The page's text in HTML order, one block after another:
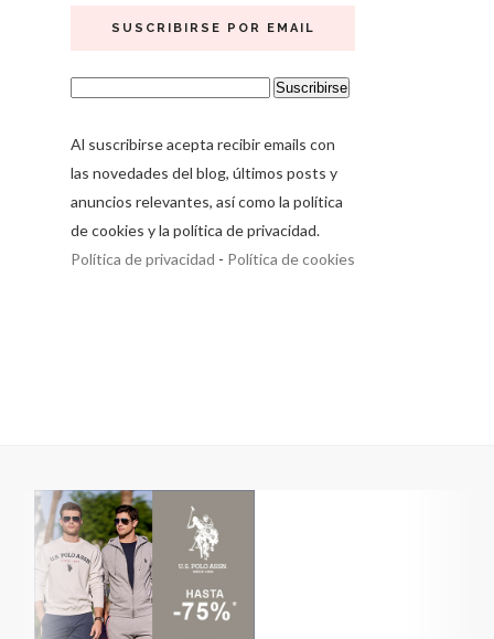
SUSCRIBIRSE POR EMAIL
Al suscribirse acepta recibir emails con
las novedades del blog, últimos posts y
anuncios relevantes, así como la política
de cookies y la política de privacidad.
Política de privacidad - Política de cookies